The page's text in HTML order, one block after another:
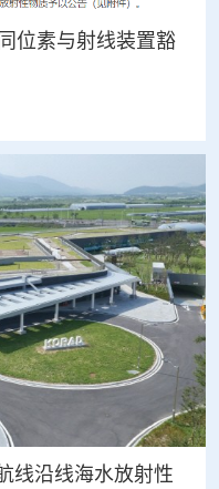
位素与射线装置豁
线沿线海水放射性